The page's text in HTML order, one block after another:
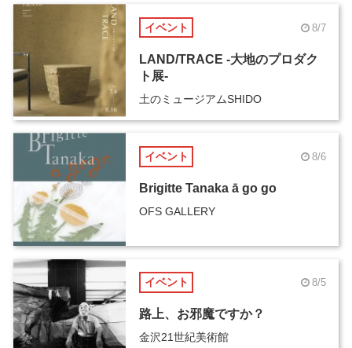
イベント 8/7
LAND/TRACE -大地のプロダク
ト展-
土のミュージアムSHIDO
イベント 8/6
Brigitte Tanaka ā go go
OFS GALLERY
イベント 8/5
路上、お邪魔ですか？
金沢21世紀美術館